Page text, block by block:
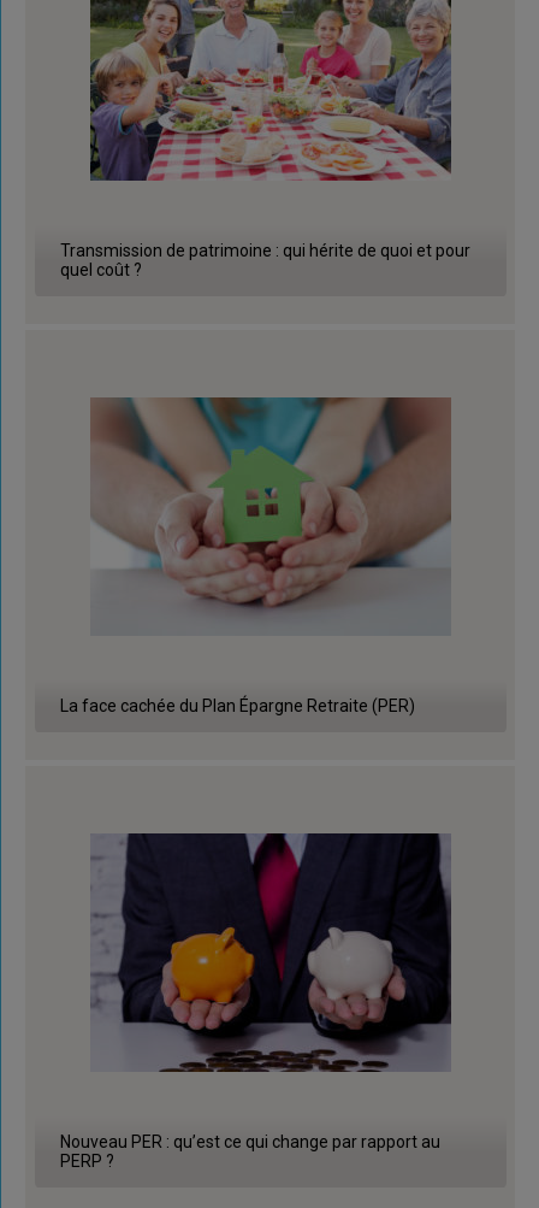
Transmission de patrimoine : qui hérite de quoi et pour
quel coût ?
La face cachée du Plan Épargne Retraite (PER)
Nouveau PER : qu’est ce qui change par rapport au
PERP ?